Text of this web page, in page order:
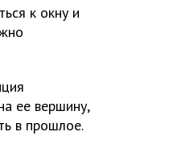
к окну и
ее вершину,
в прошлое.